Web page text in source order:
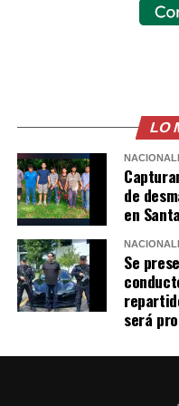
inquietudes sobre el
tecnologías en
interacciones,
comentados en redes
de los robots
Comparte esto:
Facebook
Me gusta esto:
LO
de
en
Se
será